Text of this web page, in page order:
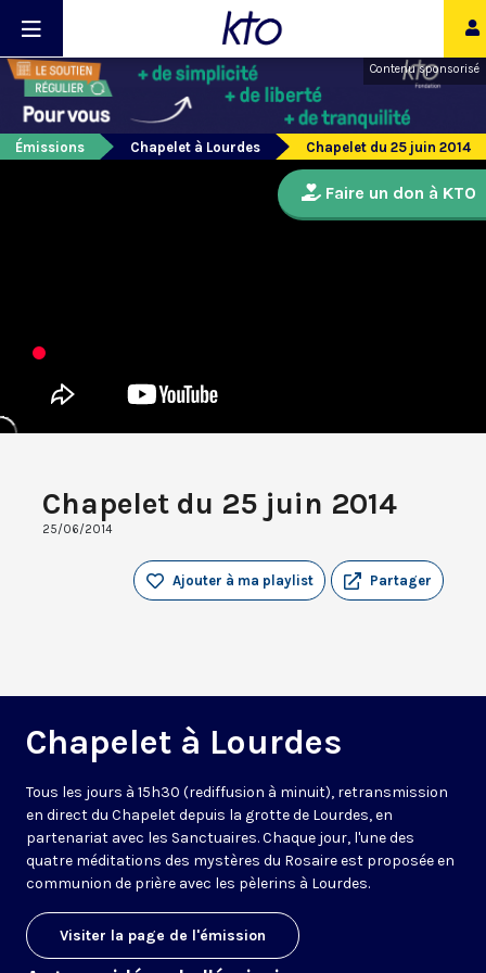
Contenu sponsorisé
Émissions Chapelet à Lourdes Chapelet du 25 juin 2014
Chapelet du 25 juin 2014
25/06/2014
Partager
Ajouter à ma playlist
Chapelet à Lourdes
Tous les jours à 15h30 (rediffusion à minuit), retransmission
en direct du Chapelet depuis la grotte de Lourdes, en
partenariat avec les Sanctuaires. Chaque jour, l'une des
quatre méditations des mystères du Rosaire est proposée en
communion de prière avec les pèlerins à Lourdes.
Visiter la page de l'émission
Faire un don à KTO